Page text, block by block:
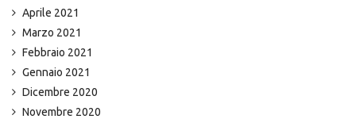
Aprile 2021
Marzo 2021
Febbraio 2021
Gennaio 2021
Dicembre 2020
Novembre 2020